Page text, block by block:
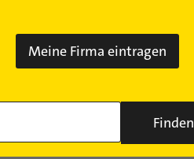
Meine Firma eintragen
Finden